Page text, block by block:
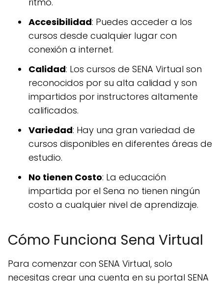
Accesibilidad: Puedes acceder a los
cursos desde cualquier lugar con
conexión a internet.
Calidad: Los cursos de SENA Virtual son
reconocidos por su alta calidad y son
impartidos por instructores altamente
calificados.
Variedad: Hay una gran variedad de
cursos disponibles en diferentes áreas de
estudio.
No tienen Costo: La educación
impartida por el Sena no tienen ningún
costo a cualquier nivel de aprendizaje.
Cómo Funciona Sena Virtual
Para comenzar con SENA Virtual, solo
necesitas crear una cuenta en su portal SENA